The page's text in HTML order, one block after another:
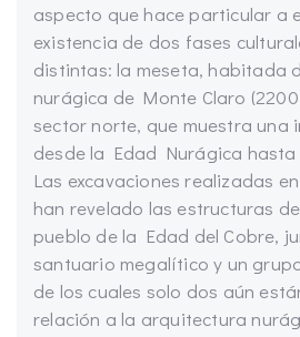
aspecto que hace particular a
existencia de dos fases
distintas: la meseta, habitada
nurágica de Monte Claro
sector norte, que muestra una
desde la Edad Nurágica
Las excavaciones realizadas
han revelado las estructuras
pueblo de la Edad del Cobre,
santuario megalítico y un
de los cuales solo dos aún
relación a la arquitectura